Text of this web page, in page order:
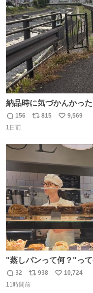
数
納品時に気づかんかった
返
信
156
リ
ト
数
815
い
9,569
1日前
"蒸しパンって何？"って答えられ
パンがなかった。😭😢
返
信
32
リ
ポ
938
い
10,724
11時間前